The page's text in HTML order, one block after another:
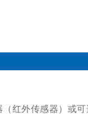
红外传感器）或